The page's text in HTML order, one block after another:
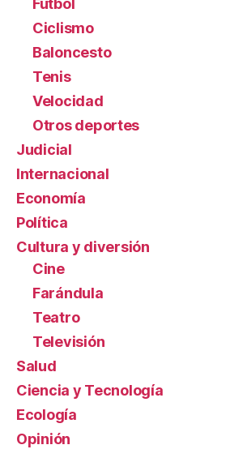
Fútbol
Ciclismo
Baloncesto
Tenis
Velocidad
Otros deportes
Judicial
Internacional
Economía
Política
Cultura y diversión
Cine
Farándula
Teatro
Televisión
Salud
Ciencia y Tecnología
Ecología
Opinión